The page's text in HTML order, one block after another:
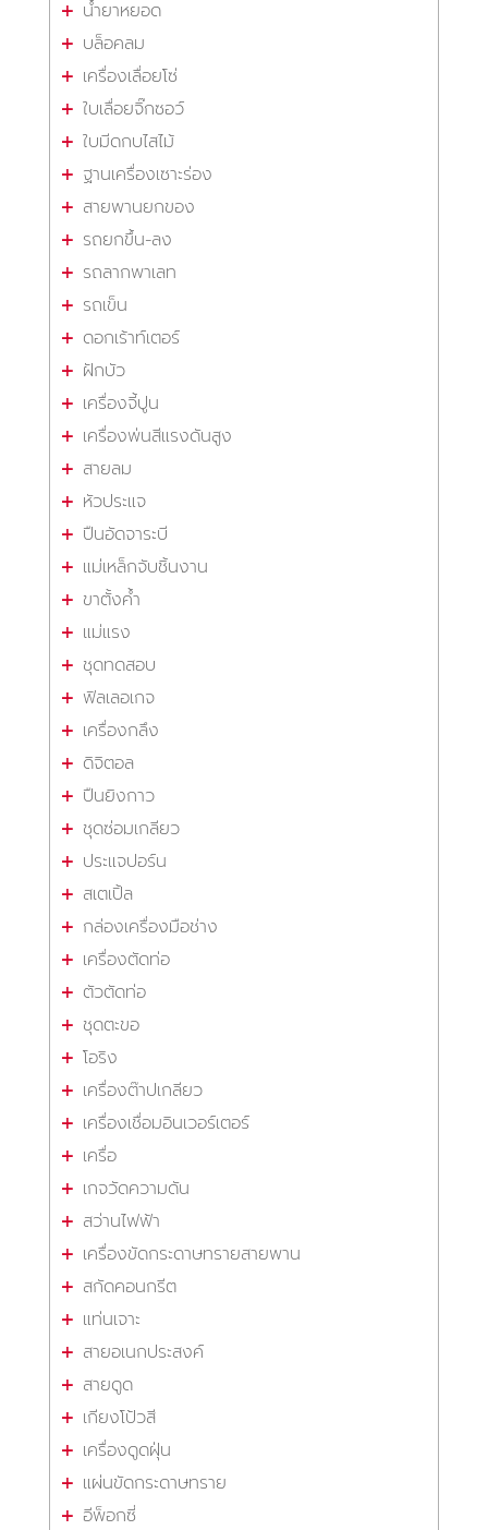
น้ำยาหยอด
บล็อคลม
เครื่องเลื่อยโซ่
ใบเลื่อยจิ๊กซอว์
ใบมีดกบไสไม้
ฐานเครื่องเซาะร่อง
สายพานยกของ
รถยกขึ้น-ลง
รถลากพาเลท
รถเข็น
ดอกเร้าท์เตอร์
ฝักบัว
เครื่องจี้ปูน
เครื่องพ่นสีแรงดันสูง
สายลม
หัวประแจ
ปืนอัดจาระบี
แม่เหล็กจับชิ้นงาน
ขาตั้งค้ำ
แม่แรง
ชุดทดสอบ
ฟิลเลอเกจ
เครื่องกลึง
ดิจิตอล
ปืนยิงกาว
ชุดซ่อมเกลียว
ประแจปอร์น
สเตเปิ้ล
กล่องเครื่องมือช่าง
เครื่องตัดท่อ
ตัวตัดท่อ
ชุดตะขอ
โอริง
เครื่องต๊าปเกลียว
เครื่องเชื่อมอินเวอร์เตอร์
เครื่อ
เกจวัดความดัน
สว่านไฟฟ้า
เครื่องขัดกระดาษทรายสายพาน
สกัดคอนกรีต
แท่นเจาะ
สายอเนกประสงค์
สายดูด
เกียงโป้วสี
เครื่องดูดฝุ่น
แผ่นขัดกระดาษทราย
อีพ็อกซี่